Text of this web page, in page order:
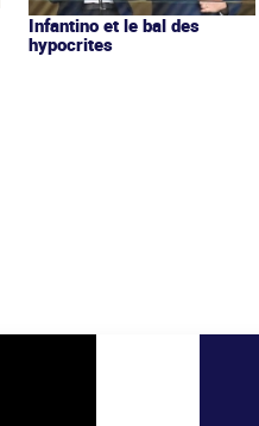
Infantino et le bal des
hypocrites